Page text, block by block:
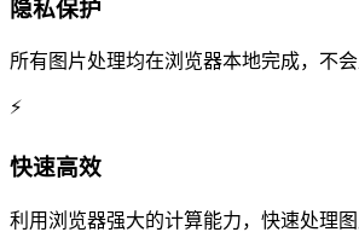
隐私保护
所有图片处理均在浏览器本地完成，不
⚡
快速高效
利用浏览器强大的计算能力，快速处理